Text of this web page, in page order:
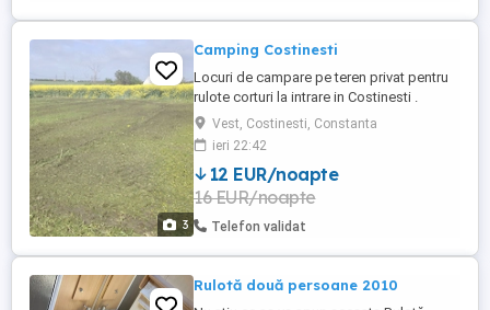
3
Camping Costinesti
Locuri de campare pe teren privat pentru
rulote corturi la intrare in Costinesti .
Aproximativ 15-19 min de mers pe jos
pana la plaja si zona festivalurilor si 3-5
min cu masina . Ideal pentru grupuri,
vanlife pentru cei care prefera o varianta
accesibila de cazare. Pret : 70 de lei loc +
15 lei auto ...
Vest, Costinesti, Constanta
ieri 22:42
12 EUR/noapte
16 EUR/noapte
Telefon validat
Rulotă două persoane 2010